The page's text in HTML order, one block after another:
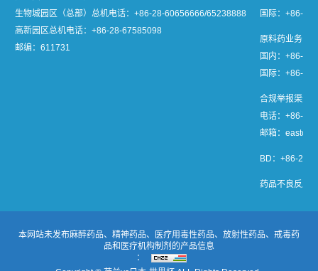
生物城园区（总部）总机电话： +86-28-60656666/65238888
高新园区总机电话： +86-28-67585098
邮编：611731
国际：+86-
原料药业务：
国内：+86-
国际：+86-
合规举报渠道
电话：+86-
邮箱：
BD：+86-28-
药品不良反应
本网站未发布麻醉药品、精神药品、医疗用毒性药品、放射性药品、戒毒药
品和医疗机构制剂的产品信息
：